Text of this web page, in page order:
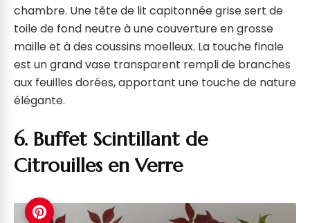
chambre. Une tête de lit capitonnée grise sert de
toile de fond neutre à une couverture en grosse
maille et à des coussins moelleux. La touche finale
est un grand vase transparent rempli de branches
aux feuilles dorées, apportant une touche de nature
élégante.
6. Buffet Scintillant de
Citrouilles en Verre